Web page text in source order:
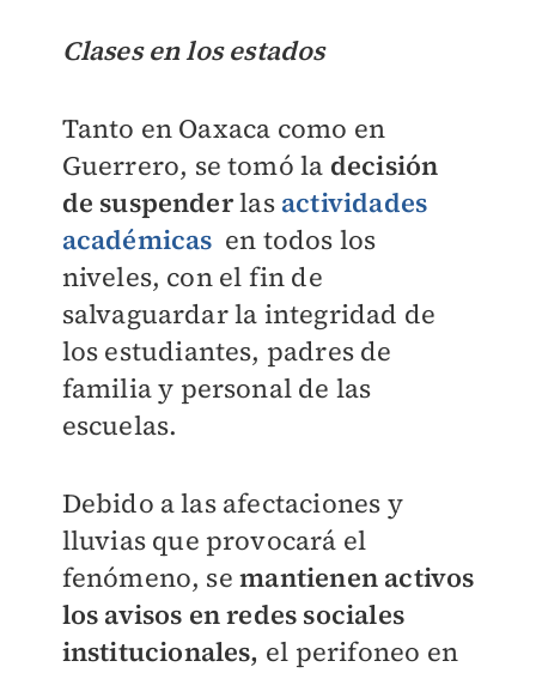
Clases en los estados
Tanto en Oaxaca como en
Guerrero, se tomó la decisión
de suspenderlas actividades
académicas en todos los
niveles, con el fin de
salvaguardar la integridad de
los estudiantes, padres de
familia y personal de las
escuelas.
Debido a las afectaciones y
lluvias que provocará el
fenómeno, semantienen activos
los avisos en redes sociales
institucionales, el perifoneo en